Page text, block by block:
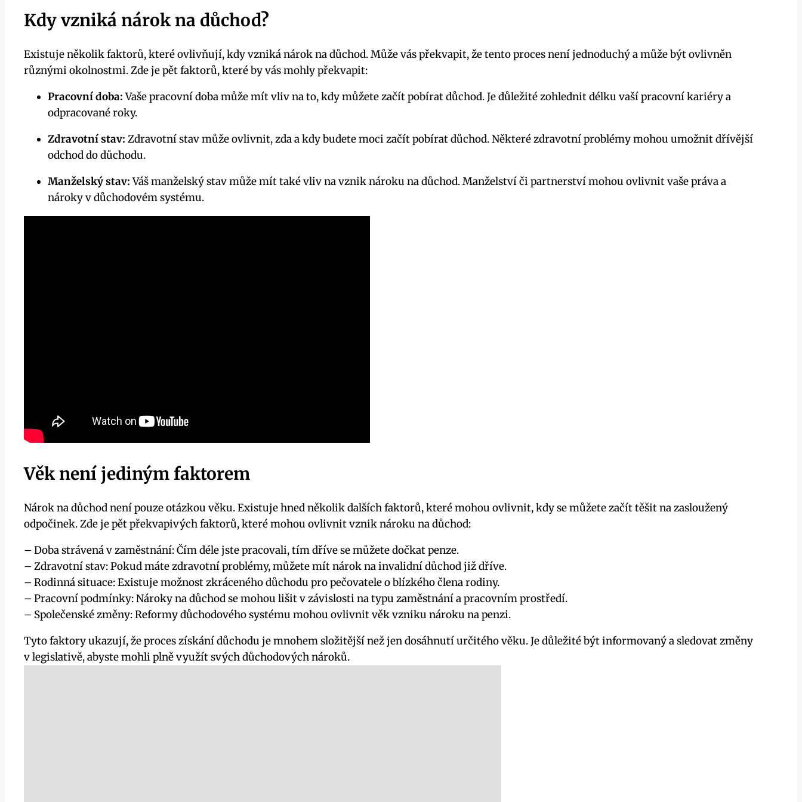
Kdy vzniká nárok na důchod?
Existuje několik faktorů, které ovlivňují, kdy vzniká nárok na důchod. Může vás překvapit, že tento proces není jednoduchý a může být ovlivněn
různými okolnostmi. Zde je pět faktorů, které by vás mohly překvapit:
Pracovní doba:Vaše pracovní doba může mít vliv na to, kdy můžete začít pobírat důchod. Je důležité zohlednit délku vaší pracovní kariéry a
odpracované roky.
Zdravotní stav: Zdravotní stav může ovlivnit, zda a kdy budete moci začít pobírat důchod. Některé zdravotní problémy mohou umožnit dřívější
odchod do důchodu.
Manželský stav:Váš manželský stav může mít také vliv na vznik nároku na důchod. Manželství či partnerství mohou ovlivnit vaše práva a
nároky v důchodovém systému.
Věk není jediným faktorem
Nárok na důchod není pouze otázkou věku. Existuje hned několik dalších faktorů, které mohou ovlivnit, kdy se můžete začít těšit na zasloužený
odpočinek. Zde je pět překvapivých faktorů, které mohou ovlivnit vznik nároku na důchod:
– Doba strávená v zaměstnání: Čím déle jste pracovali, tím dříve se můžete dočkat penze.
– Zdravotní stav: Pokud máte zdravotní problémy, můžete mít nárok na invalidní důchod již dříve.
– Rodinná situace: Existuje možnost zkráceného důchodu pro pečovatele o blízkého člena rodiny.
– Pracovní podmínky: Nároky na důchod se mohou lišit v závislosti na typu zaměstnání a pracovním prostředí.
– Společenské změny: Reformy důchodového systému mohou ovlivnit věk vzniku nároku na penzi.
Tyto faktory ukazují, že proces získání důchodu je mnohem složitější než jen dosáhnutí určitého věku. Je důležité být informovaný a sledovat změny
v legislativě, abyste mohli plně využít svých důchodových nároků.